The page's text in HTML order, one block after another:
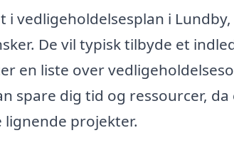
vedligeholdelsesplan i
De vil typisk tilbyde et
en liste over
spare dig tid og ressourcer,
projekter.